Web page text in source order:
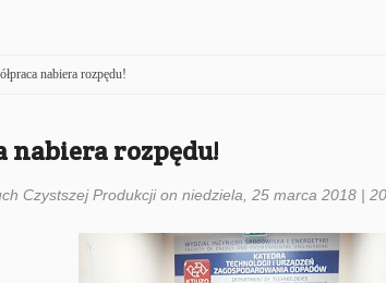
nabiera rozpędu!
nabiera rozpędu!
Czystszej Produkcji on niedziela, 25 marca 2018 |